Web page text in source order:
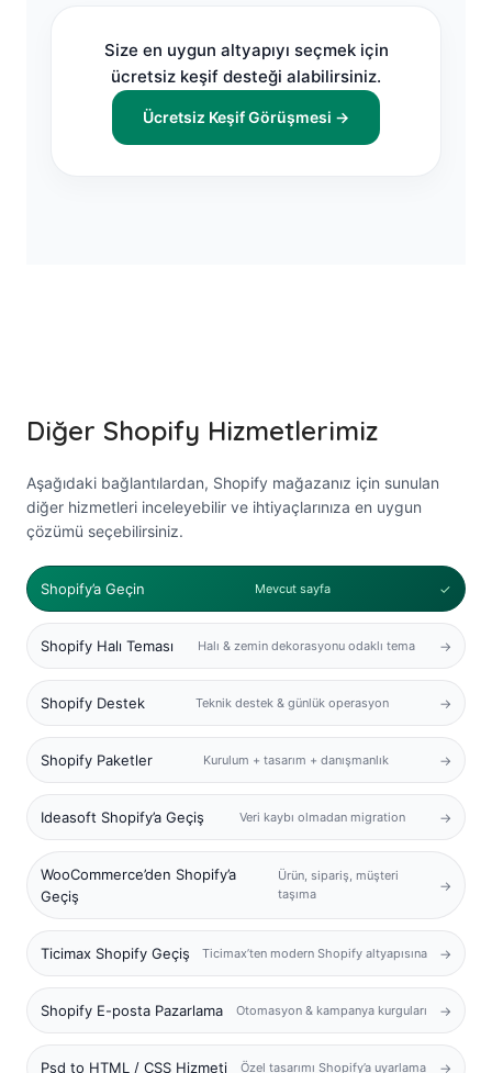
Size en uygun altyapıyı seçmek için
ücretsiz keşif desteği alabilirsiniz.
Ücretsiz Keşif Görüşmesi →
Diğer Shopify Hizmetlerimiz
Aşağıdaki bağlantılardan, Shopify mağazanız için sunulan
diğer hizmetleri inceleyebilir ve ihtiyaçlarınıza en uygun
çözümü seçebilirsiniz.
Shopify’a Geçin Mevcut sayfa
Shopify Halı Teması Halı & zemin dekorasyonu odaklı tema
Shopify Destek Teknik destek & günlük operasyon
Shopify Paketler Kurulum + tasarım + danışmanlık
Ideasoft Shopify’a Geçiş Veri kaybı olmadan migration
WooCommerce’den Shopify’a
Geçiş
Ürün, sipariş, müşteri
taşıma
Ticimax Shopify Geçiş Ticimax’ten modern Shopify altyapısına
Shopify E-posta Pazarlama Otomasyon & kampanya kurguları
Psd to HTML / CSS Hizmeti Özel tasarımı Shopify’a uyarlama